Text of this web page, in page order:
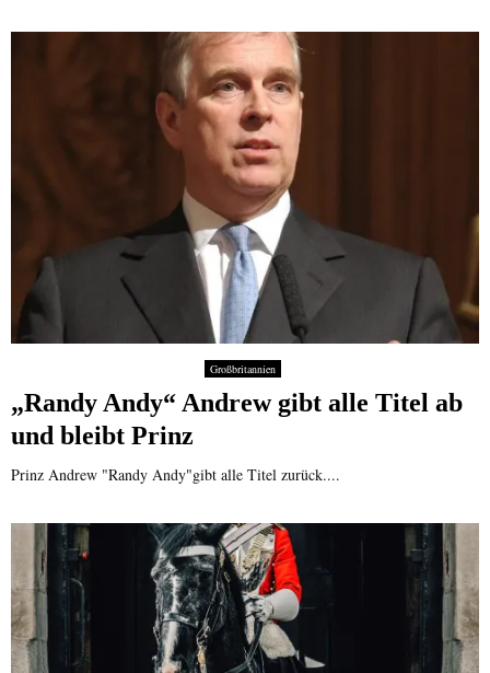
Großbritannien
„Randy Andy“ Andrew gibt alle Titel ab
und bleibt Prinz
Prinz Andrew "Randy Andy"gibt alle Titel zurück....